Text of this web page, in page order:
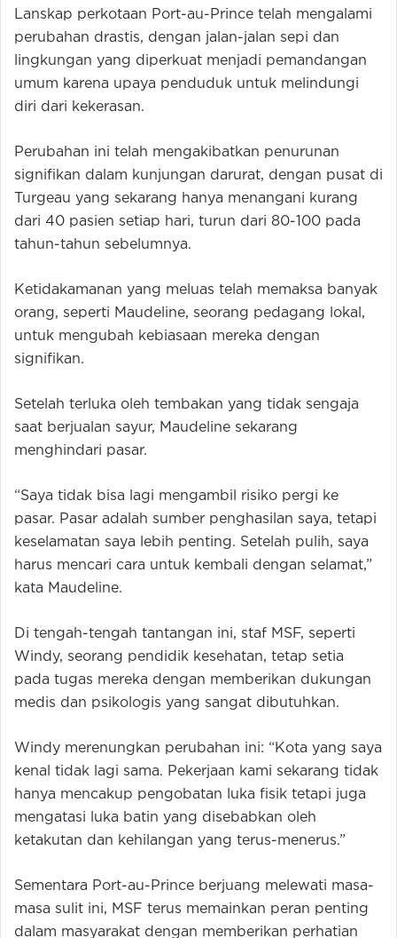
Lanskap perkotaan Port-au-Prince telah mengalami
perubahan drastis, dengan jalan-jalan sepi dan
lingkungan yang diperkuat menjadi pemandangan
umum karena upaya penduduk untuk melindungi
diri dari kekerasan.
Perubahan ini telah mengakibatkan penurunan
signifikan dalam kunjungan darurat, dengan pusat di
Turgeau yang sekarang hanya menangani kurang
dari 40 pasien setiap hari, turun dari 80-100 pada
tahun-tahun sebelumnya.
Ketidakamanan yang meluas telah memaksa banyak
orang, seperti Maudeline, seorang pedagang lokal,
untuk mengubah kebiasaan mereka dengan
signifikan.
Setelah terluka oleh tembakan yang tidak sengaja
saat berjualan sayur, Maudeline sekarang
menghindari pasar.
“Saya tidak bisa lagi mengambil risiko pergi ke
pasar. Pasar adalah sumber penghasilan saya, tetapi
keselamatan saya lebih penting. Setelah pulih, saya
harus mencari cara untuk kembali dengan selamat,”
kata Maudeline.
Di tengah-tengah tantangan ini, staf MSF, seperti
Windy, seorang pendidik kesehatan, tetap setia
pada tugas mereka dengan memberikan dukungan
medis dan psikologis yang sangat dibutuhkan.
Windy merenungkan perubahan ini: “Kota yang saya
kenal tidak lagi sama. Pekerjaan kami sekarang tidak
hanya mencakup pengobatan luka fisik tetapi juga
mengatasi luka batin yang disebabkan oleh
ketakutan dan kehilangan yang terus-menerus.”
Sementara Port-au-Prince berjuang melewati masa-
masa sulit ini, MSF terus memainkan peran penting
dalam masyarakat dengan memberikan perhatian